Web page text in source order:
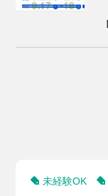
未経験OK